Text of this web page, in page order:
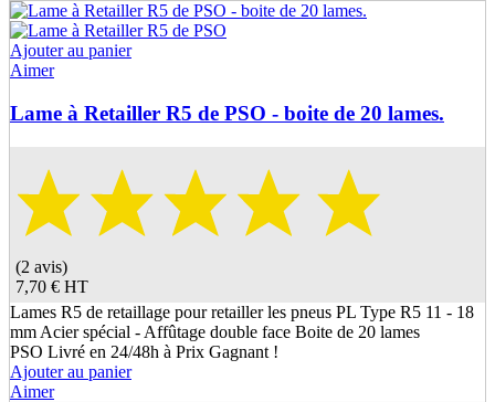
Ajouter au panier
Aimer
Lame à Retailler R5 de PSO - boite de 20 lames.
(2 avis)
7,70 € HT
Lames R5 de retaillage pour retailler les pneus PL Type R5 11 - 18
mm Acier spécial - Affûtage double face Boite de 20 lames
PSO Livré en 24/48h à Prix Gagnant !
Ajouter au panier
Aimer